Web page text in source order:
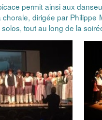
permit ainsi aux
dirigée par Philippe
solos, tout au long de la